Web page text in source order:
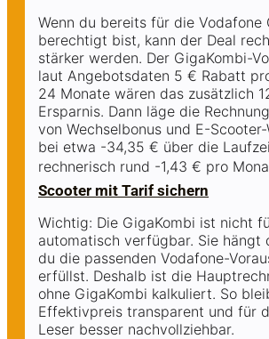
Wenn du bereits für die Vodafone
berechtigt bist, kann der Deal
stärker werden. Der GigaKombi-
laut Angebotsdaten 5 € Rabatt
24 Monate wären das zusätzlich
Ersparnis. Dann läge die
von Wechselbonus und E-
bei etwa -34,35 € über die
rechnerisch rund -1,43 € pro
Scooter mit Tarif sichern
Wichtig: Die GigaKombi ist nicht
automatisch verfügbar. Sie hängt
du die passenden Vodafone-
erfüllst. Deshalb ist die
ohne GigaKombi kalkuliert. So
Effektivpreis transparent und für
Leser besser nachvollziehbar.